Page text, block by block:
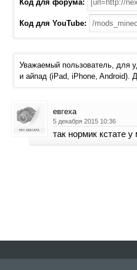
Код для форума:
Код для YouTube:
Уважаемый пользователь, для
и айпад (iPad, iPhone, Android).
евгеха
5 декабря 2015 10:36
так нормик кстате